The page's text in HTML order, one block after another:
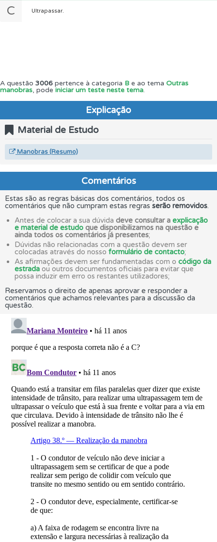
C Ultrapassar.
A questão 3006 pertence à categoria B e ao tema Outras
manobras, pode iniciar um teste neste tema.
Explicação
Material de Estudo
Manobras (Resumo)
Comentários
Estas são as regras básicas dos comentários, todos os
comentários que não cumpram estas regras serão removidos.
Antes de colocar a sua dúvida deve consultar a explicação
e material de estudo que disponibilizamos na questão e
ainda todos os comentários já presentes;
Dúvidas não relacionadas com a questão devem ser
colocadas através do nosso formulário de contacto;
As afirmações devem ser fundamentadas com o código da
estrada ou outros documentos oficiais para evitar que
possa induzir em erro os restantes utilizadores;
Reservamos o direito de apenas aprovar e responder a
comentários que achamos relevantes para a discussão da
questão.